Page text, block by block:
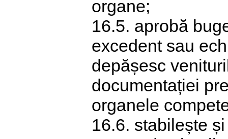
organe;
16.5. aprobă
excedent sau
depășesc
documentației
organele
16.6. stabilește